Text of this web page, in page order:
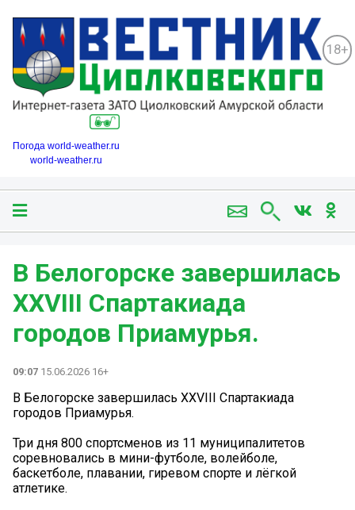
18+
Погода world-weather.ru
world-weather.ru
В Белогорске завершилась
XXVIII Спартакиада
городов Приамурья.
09:07 15.06.2026 16+
В Белогорске завершилась XXVIII Спартакиада
городов Приамурья.
Три дня 800 спортсменов из 11 муниципалитетов
соревновались в мини-футболе, волейболе,
баскетболе, плавании, гиревом спорте и лёгкой
атлетике.